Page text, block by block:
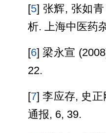
[5] 张辉, 张如
析. 上海中医药
[6] 梁永宣
22.
[7] 李应存, 史
通报, 6, 39.